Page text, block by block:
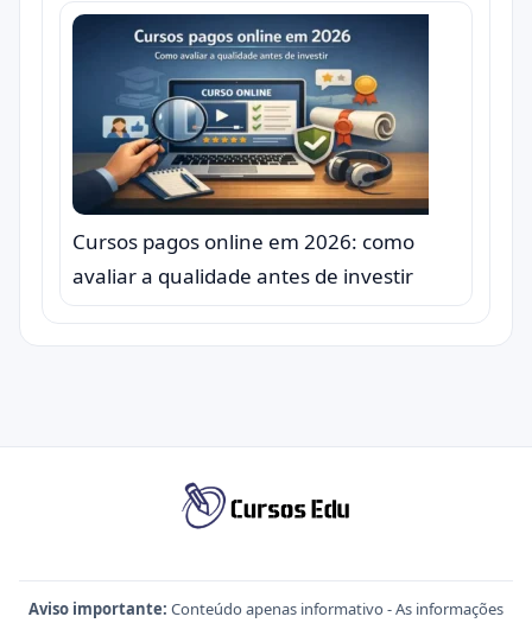
Cursos pagos online em 2026: como
avaliar a qualidade antes de investir
Aviso importante: Conteúdo apenas informativo - As informações